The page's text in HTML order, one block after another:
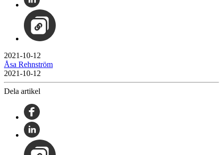
2021-10-12
Åsa Rehnström
2021-10-12
Dela artikel